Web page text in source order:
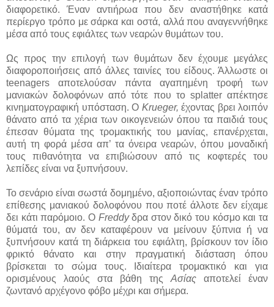
διαφορετικό. Έναν αντιήρωα που δεν αναστήθηκε κατά
περίεργο τρόπο με σάρκα και οστά, αλλά που αναγεννήθηκε
μέσα από τους εφιάλτες των νεαρών θυμάτων του.
Ως προς την επιλογή των θυμάτων δεν έχουμε μεγάλες
διαφοροποιήσεις από άλλες ταινίες του είδους. Άλλωστε οι
teenagers αποτελούσαν πάντα αγαπημένη τροφή των
μανιακών δολοφόνων από τότε που το splatter απέκτησε
κινηματογραφική υπόσταση. Ο Krueger, έχοντας βρει λοιπόν
θάνατο από τα χέρια των οικογενειών όπου τα παιδιά τους
έπεσαν θύματα της τρομακτικής του μανίας, επανέρχεται,
αυτή τη φορά μέσα απ’ τα όνειρα νεαρών, όπου μοναδική
τους πιθανότητα να επιβιώσουν από τις κοφτερές του
λεπίδες είναι να ξυπνήσουν.
Το σενάριο είναι σωστά δομημένο, αξιοποιώντας έναν τρόπο
επίθεσης μανιακού δολοφόνου που ποτέ άλλοτε δεν είχαμε
δει κάτι παρόμοιο. Ο Freddyδρα στον δικό του κόσμο και τα
θύματά του, αν δεν καταφέρουν να μείνουν ξύπνια ή να
ξυπνήσουν κατά τη διάρκεια του εφιάλτη, βρίσκουν τον ίδιο
φρικτό θάνατο και στην πραγματική διάσταση όπου
βρίσκεται το σώμα τους. Ιδιαίτερα τρομακτικό και για
ορισμένους λαούς στα βάθη της Ασίας αποτελεί έναν
ζωντανό αρχέγονο φόβο μέχρι και σήμερα.